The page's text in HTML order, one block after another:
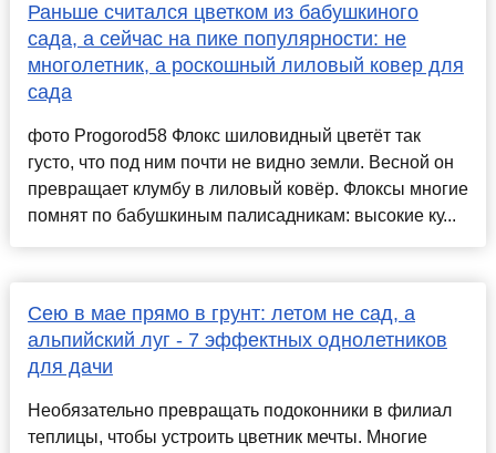
Раньше считался цветком из бабушкиного
сада, а сейчас на пике популярности: не
многолетник, а роскошный лиловый ковер для
сада
фото Progorod58 Флокс шиловидный цветёт так
густо, что под ним почти не видно земли. Весной он
превращает клумбу в лиловый ковёр. Флоксы многие
помнят по бабушкиным палисадникам: высокие ку...
Сею в мае прямо в грунт: летом не сад, а
альпийский луг - 7 эффектных однолетников
для дачи
Необязательно превращать подоконники в филиал
теплицы, чтобы устроить цветник мечты. Многие